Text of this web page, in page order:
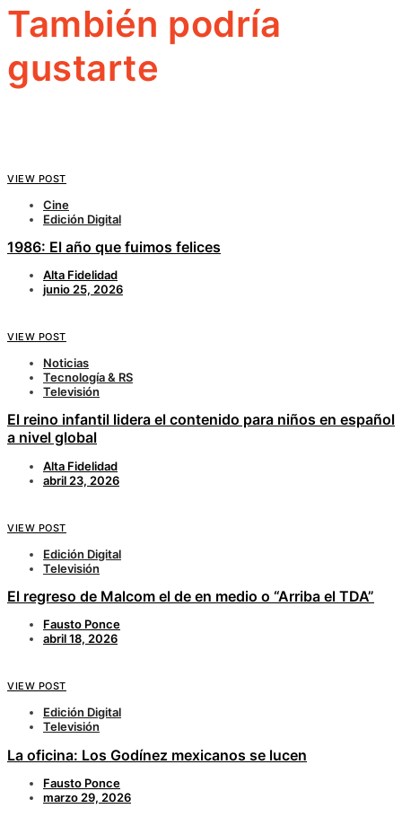
También podría
gustarte
VIEW POST
Cine
Edición Digital
1986: El año que fuimos felices
Alta Fidelidad
junio 25, 2026
VIEW POST
Noticias
Tecnología & RS
Televisión
El reino infantil lidera el contenido para niños en español
a nivel global
Alta Fidelidad
abril 23, 2026
VIEW POST
Edición Digital
Televisión
El regreso de Malcom el de en medio o “Arriba el TDA”
Fausto Ponce
abril 18, 2026
VIEW POST
Edición Digital
Televisión
La oficina: Los Godínez mexicanos se lucen
Fausto Ponce
marzo 29, 2026